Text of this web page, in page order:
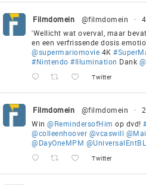
Filmdomein @filmdomein ·
'Wellicht wat overval, maar
en een verfrissende dosis
@supermariomovie 4K
#Nintendo #Illumination Dank
Twitter
Filmdomein @filmdomein ·
Win @RemindersofHim op dvd!
@colleenhoover @vcaswill
@DayOneMPM
Twitter